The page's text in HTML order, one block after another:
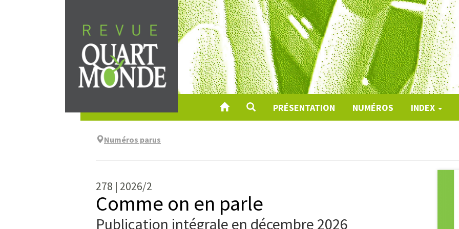
au
contenu
PRÉSENTATION NUMÉROS INDEX
Numéros parus
278 | 2026/2
Comme on en parle
Publication intégrale en décembre 2026